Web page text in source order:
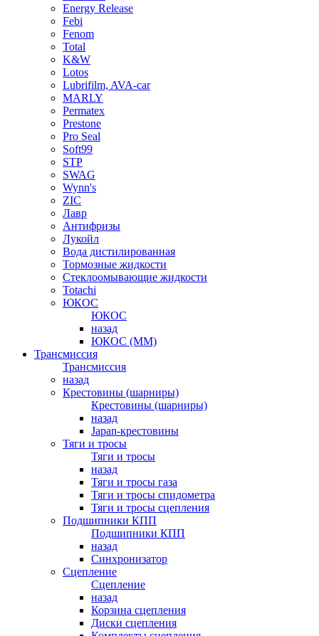
Energy Release
Febi
Fenom
Total
K&W
Lotos
Lubrifilm, AVA-car
MARLY
Permatex
Prestone
Pro Seal
Soft99
STP
SWAG
Wynn's
ZIC
Лавр
Антифризы
Лукойл
Вода дистилированная
Тормозные жидкости
Стеклоомывающие жидкости
Totachi
ЮКОС
ЮКОС
назад
ЮКОС (ММ)
Трансмиссия
Трансмиссия
назад
Крестовины (шарниры)
Крестовины (шарниры)
назад
Japan-крестовины
Тяги и тросы
Тяги и тросы
назад
Тяги и тросы газа
Тяги и тросы спидометра
Тяги и тросы сцепления
Подшипники КПП
Подшипники КПП
назад
Синхронизатор
Сцепление
Сцепление
назад
Корзина сцепления
Диски сцепления